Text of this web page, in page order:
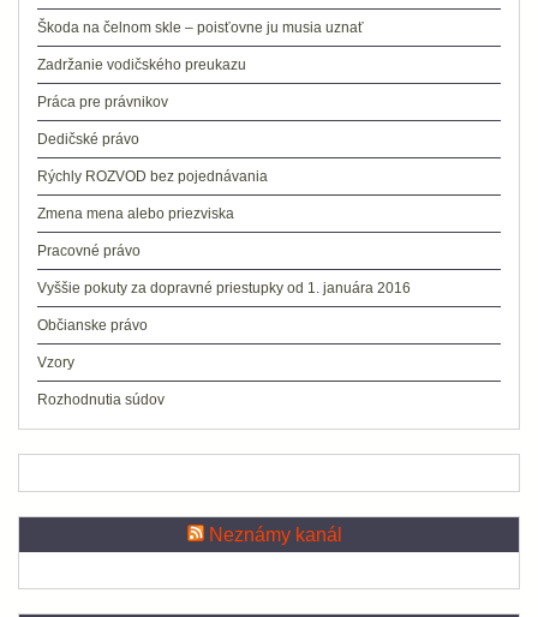
Škoda na čelnom skle – poisťovne ju musia uznať
Zadržanie vodičského preukazu
Práca pre právnikov
Dedičské právo
Rýchly ROZVOD bez pojednávania
Zmena mena alebo priezviska
Pracovné právo
Vyššie pokuty za dopravné priestupky od 1. januára 2016
Občianske právo
Vzory
Rozhodnutia súdov
Neznámy kanál